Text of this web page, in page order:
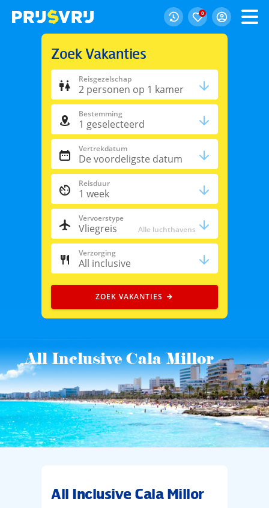
0
All Inclusive Cala Millor
Zoek Vakanties
Reisgezelschap
2 personen op 1 kamer
Bestemming
1 geselecteerd
Vertrekdatum
De voordeligste datum
Reisduur
1 week
Vervoerstype
Vliegreis Alle luchthavens
Verzorging
All inclusive
ZOEK VAKANTIES
All Inclusive Cala Millor